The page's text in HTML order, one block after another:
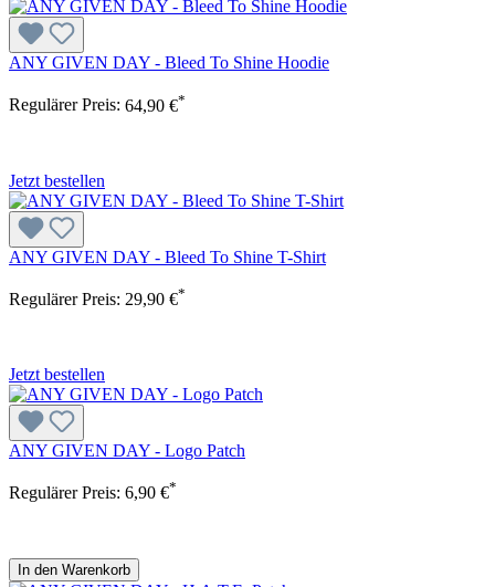
ANY GIVEN DAY - Bleed To Shine Hoodie
Regulärer Preis: 64,90 €*
Jetzt bestellen
ANY GIVEN DAY - Bleed To Shine T-Shirt
Regulärer Preis: 29,90 €*
Jetzt bestellen
ANY GIVEN DAY - Logo Patch
Regulärer Preis: 6,90 €*
In den Warenkorb